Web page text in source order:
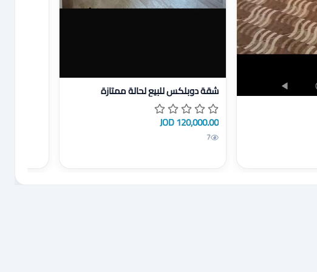
عرض تفاصيل شقة دوبلكس للبيع لحالة ممتازة
شقة دوبلكس للبيع لحالة ممتازة
120,000.00 JOD
7